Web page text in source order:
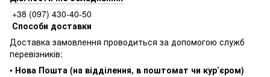
+38 (097) 430-40-50
Способи доставки
Доставка замовлення проводиться за допомогою служб
перевізників:
• Нова Пошта (на відділення, в поштомат чи кур’єром)